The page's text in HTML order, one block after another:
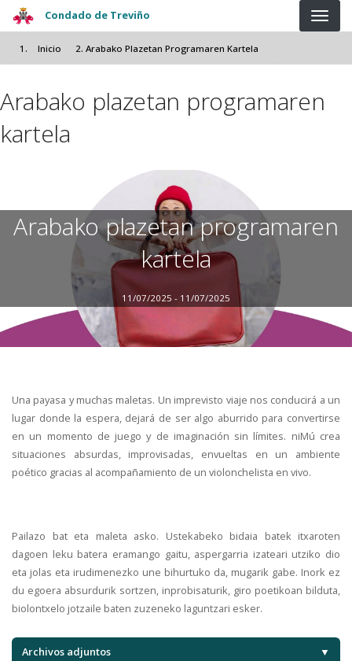
Pasar al contenido principal
Condado de Treviño
Inicio Arabako Plazetan Programaren Kartela
Arabako plazetan programaren
kartela
Arabako plazetan programaren
kartela
11/07/2025 - 11/07/2025
Una payasa y muchas maletas. Un imprevisto viaje nos conducirá a un
lugar donde la espera, dejará de ser algo aburrido para convertirse
en un momento de juego y de imaginación sin límites. niMú crea
situaciones absurdas, improvisadas, envueltas en un ambiente
poético gracias al acompañamiento de un violonchelista en vivo.
Pailazo bat eta maleta asko. Ustekabeko bidaia batek itxaroten
dagoen leku batera eramango gaitu, aspergarria izateari utziko dio
eta jolas eta irudimenezko une bihurtuko da, mugarik gabe. Inork ez
du egoera absurdurik sortzen, inprobisaturik, giro poetikoan bilduta,
biolontxelo jotzaile baten zuzeneko laguntzari esker.
Archivos adjuntos ▼